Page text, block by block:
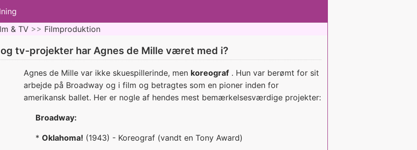
& TV >> Filmproduktion
tv-projekter har Agnes de Mille været med i?
Agnes de Mille var ikke skuespillerinde, men koreograf . Hun var berømt for sit
arbejde på Broadway og i film og betragtes som en pioner inden for
amerikansk ballet. Her er nogle af hendes mest bemærkelsesværdige projekter:
Broadway:
* Oklahoma! (1943) - Koreograf (vandt en Tony Award)